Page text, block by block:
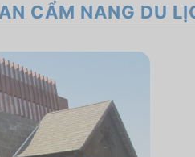
CẨM NANG DU